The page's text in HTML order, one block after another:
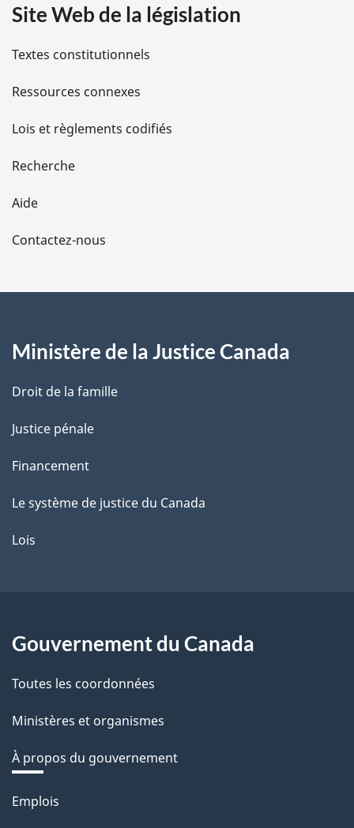
i
l
s
d
e
l
a
e
Site Web de la législation
Textes constitutionnels
Ressources connexes
Lois et règlements codifiés
Recherche
Aide
Contactez-nous
Ministère de la Justice Canada
Droit de la famille
Justice pénale
Financement
Le système de justice du Canada
Lois
Gouvernement du Canada
Toutes les coordonnées
Ministères et organismes
À propos du gouvernement
Thèmes
Emplois